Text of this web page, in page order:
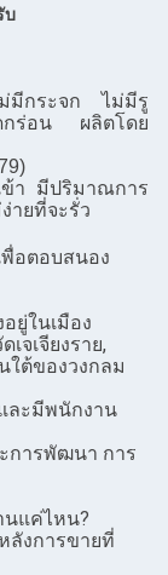
บ
มีกระจก ไม่มีรู
กร่อน ผลิตโดย
ข้า มีปริมาณการ
ายที่จะรั่ว
อตอบสนอง
ยู่ในเมือง
เจเจียงราย,
ใต้ของวงกลม
ละมีพนักงาน
การพัฒนา การ
นแค่ไหน?
ลังการขายที่